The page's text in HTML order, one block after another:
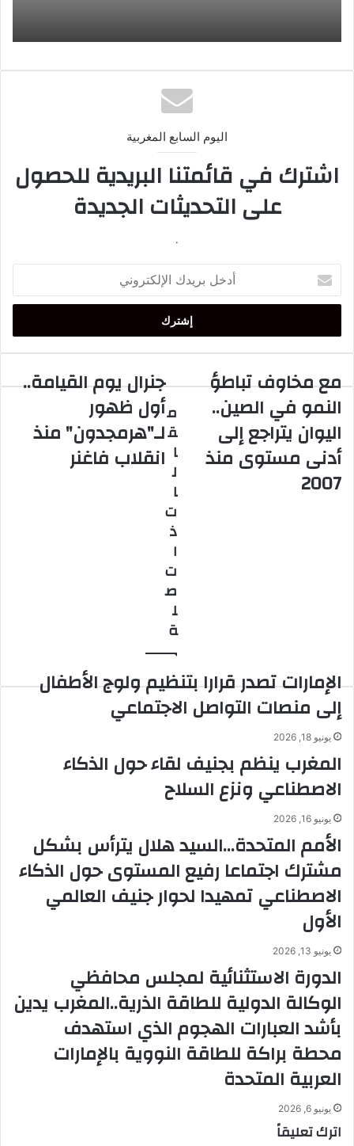
اليوم السابع المغربية
اشترك في قائمتنا البريدية للحصول
على التحديثات الجديدة
.
بريدك
الإلكتروني
مع
مخاوف
تباطؤ
النمو
في
الصين..
اليوان
يتراجع
مع مخاوف تباطؤ
النمو في الصين..
اليوان يتراجع إلى
أدنى مستوى منذ
2007
جنرال
يوم
القيامة..
أول
لـ"هرمجدون"
فاغنر
جنرال يوم القيامة..
أول ظهور
لـ"هرمجدون" منذ
انقلاب فاغنر
م
ق
ا
ل
ا
ت
ذ
ا
ت
ص
ل
ة
الإمارات تصدر قرارا بتنظيم ولوج الأطفال
إلى منصات التواصل الاجتماعي
يونيو 18, 2026
المغرب ينظم بجنيف لقاء حول الذكاء
الاصطناعي ونزع السلاح
يونيو 16, 2026
الأمم المتحدة…السيد هلال يترأس بشكل
مشترك اجتماعا رفيع المستوى حول الذكاء
الاصطناعي تمهيدا لحوار جنيف العالمي
الأول
يونيو 13, 2026
الدورة الاستثنائية لمجلس محافظي
الوكالة الدولية للطاقة الذرية..المغرب يدين
بأشد العبارات الهجوم الذي استهدف
محطة براكة للطاقة النووية بالإمارات
العربية المتحدة
يونيو 6, 2026
اترك تعليقاً